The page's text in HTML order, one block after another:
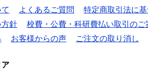
よくあるご質問
特定商取引法に
針
校費・公費・科研費払い取引のご
お客様からの声 ご注文の取り消し
ア